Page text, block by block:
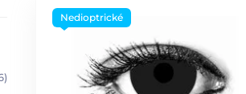
Nedioptrické